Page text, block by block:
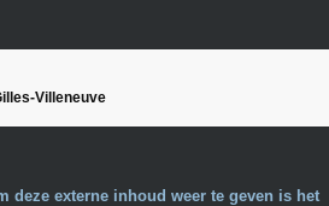
Villeneuve
deze externe inhoud weer te geven is het